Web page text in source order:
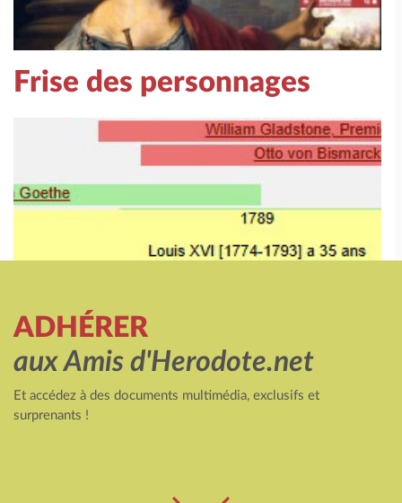
Frise des personnages
ADHÉRER
aux Amis d'Herodote.net
Et accédez à des documents multimédia, exclusifs et
surprenants !